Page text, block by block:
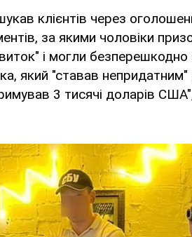
клієнтів через
за якими чоловіки
і могли
який "ставав непридатним"
3 тисячі доларів